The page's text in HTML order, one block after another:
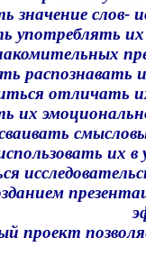
значение слов-
употреблять их
распознавать
отличать
их
их в
проект